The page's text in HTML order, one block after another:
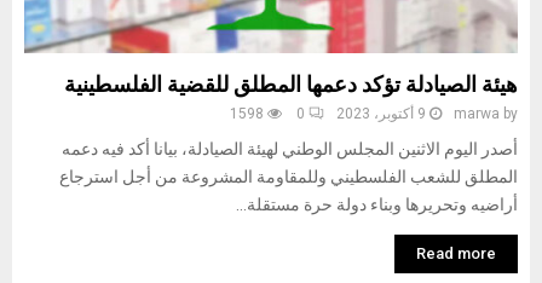
هيئة الصيادلة تؤكد دعمها المطلق للقضية الفلسطينية
by
marwa 9 أكتوبر، 2023 0
1598
أصدر اليوم الاثنين المجلس الوطني لهيئة الصيادلة، بيانا أكد فيه دعمه
المطلق للشعب الفلسطيني وللمقاومة المشروعة من أجل استرجاع
أراضيه وتحريرها وبناء دولة حرة مستقلة...
Read more